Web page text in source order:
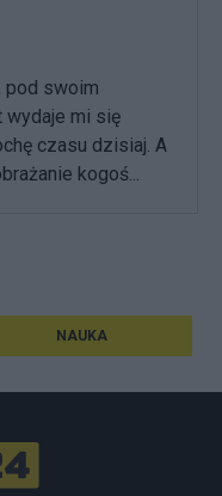
pod swoim
wydaje mi się
czasu dzisiaj. A
kogoś...
NAUKA